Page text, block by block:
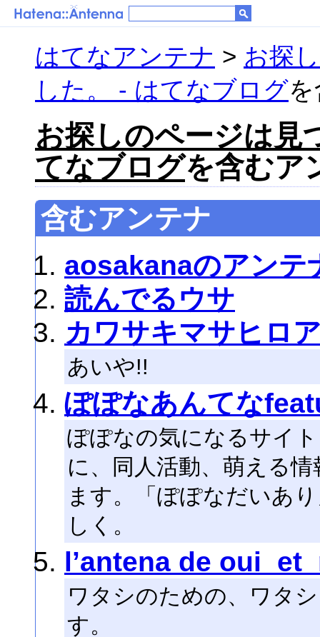
はてなアンテナ > お探
した。 - はてなブログ
お探しのページは見
てなブログを含むア
含むアンテナ
aosakanaのアンテ
読んでるウサ
カワサキマサヒロ
あいや!!
ぽぽなあんてな
ぽぽなの気になるサイ
に、同人活動、萌える
ます。「ぽぽなだいあ
しく。
l’antena de
ワタシのための、ワタ
す。